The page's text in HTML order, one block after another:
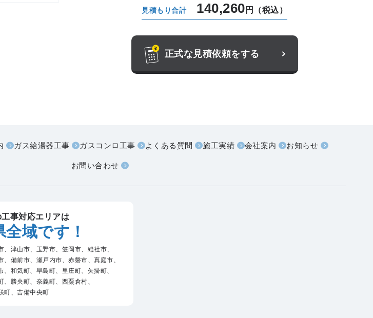
見積もり合計 140,260 円（税込）
正式な見積依頼をする
ガス給湯器工事 ガスコンロ工事 よくある質問 施工実績 会社案内 お知らせ
お問い合わせ
事対応エリアは
全域です！
、 津山市、 玉野市、 笠岡市、 総社市、
、 備前市、 瀬戸内市、赤磐市、真庭市、
、 和気町、 早島町、 里庄町、 矢掛町、
、 勝央町、 奈義町、 西粟倉村、
町、吉備中央町